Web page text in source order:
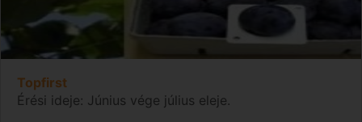
Topfirst
Érési ideje: Június vége július eleje.